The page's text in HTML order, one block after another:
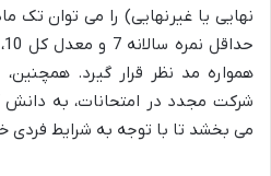
نهایی یا غیرنهایی) را می توان تک
همواره مد نظر قرار گیرد.
شرکت مجدد در امتحانات، به دانش
می بخشد تا با توجه به شرایط فردی